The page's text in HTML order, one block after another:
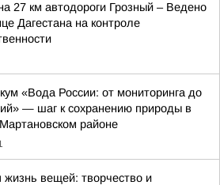
27 км автодороги Грозный – Ведено
Дагестана на контроле
«Вода России: от мониторинга до
— шаг к сохранению природы в
районе
жизнь вещей: творчество и